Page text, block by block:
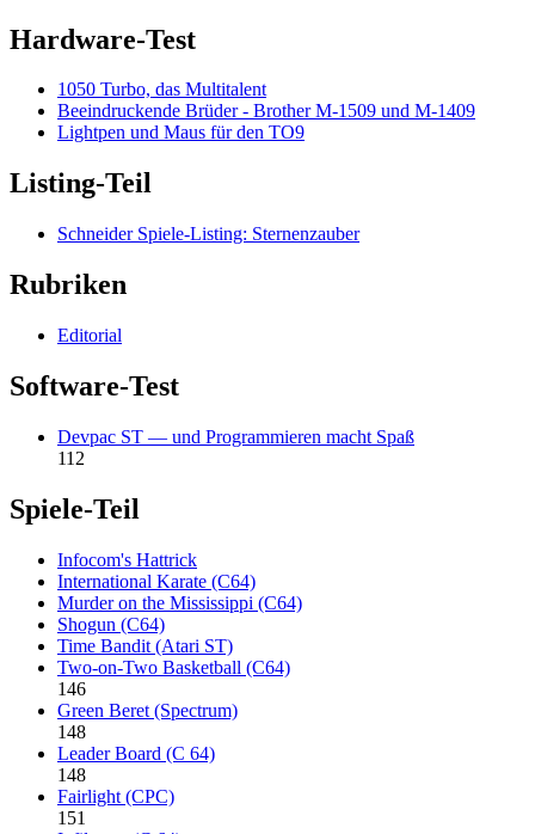
Hardware-Test
1050 Turbo, das Multitalent
Beeindruckende Brüder - Brother M-1509 und M-1409
Lightpen und Maus für den TO9
Listing-Teil
Schneider Spiele-Listing: Sternenzauber
Rubriken
Editorial
Software-Test
Devpac ST — und Programmieren macht Spaß
112
Spiele-Teil
Infocom's Hattrick
International Karate (C64)
Murder on the Mississippi (C64)
Shogun (C64)
Time Bandit (Atari ST)
Two-on-Two Basketball (C64)
146
Green Beret (Spectrum)
148
Leader Board (C 64)
148
Fairlight (CPC)
151